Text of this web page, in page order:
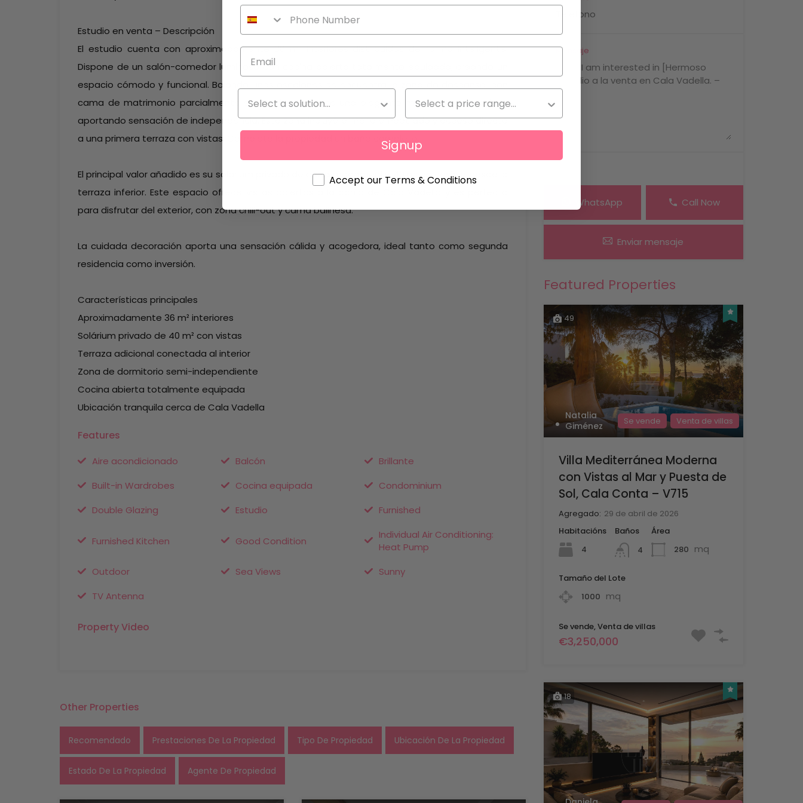
Estudio en venta – Descripción
El estudio cuenta con aproximadamente 36 m² interiores distribuidos de forma inteligente.
Dispone de un salón-comedor luminoso con cocina abierta totalmente equipada, creando un
espacio cómodo y funcional. Bajando unos escalones se encuentra la zona de descanso, con
cama de matrimonio parcialmente separada mediante una elegante mampara de madera,
aportando sensación de independencia. Esta zona incluye armario empotrado y acceso directo
a una primera terraza con vistas. Completa la propiedad un baño completo.
El principal valor añadido es su solárium privado de aproximadamente 40 m², accesible desde la
terraza inferior. Este espacio ofrece vistas abiertas a la bahía de Cala Vadella y es perfecto
para disfrutar del exterior, con zona chill-out y cama balinesa.
La cuidada decoración aporta una sensación cálida y acogedora, ideal tanto como segunda
residencia como inversión.
Características principales
Aproximadamente 36 m² interiores
Solárium privado de 40 m² con vistas
Terraza adicional conectada al interior
Zona de dormitorio semi-independiente
Cocina abierta totalmente equipada
Ubicación tranquila cerca de Cala Vadella
Features
Aire acondicionado Balcón
Brillante
Built-in Wardrobes
Cocina equipada
Condominium
Double Glazing
Estudio Furnished
Furnished Kitchen Good Condition
Individual Air Conditioning:
Heat Pump
Outdoor
Sea Views
Sunny
TV Antenna
Property Video
Other Properties
Recomendado Prestaciones De La Propiedad Tipo De Propiedad Ubicación De La Propiedad
Estado De La Propiedad Agente De Propiedad
Mensaje
WhatsApp Call Now
Enviar mensaje
Featured Properties
49
Natalia
Giménez
Se vende Venta de villas
Villa Mediterránea Moderna
con Vistas al Mar y Puesta de
Sol, Cala Conta – V715
Agregado: 29 de abril de 2026
Habitacións
4
Baños
4
Área
280 mq
Tamaño del Lote
1000 mq
Se vende, Venta de villas
€3,250,000
18
Signup
Accept our Terms & Conditions